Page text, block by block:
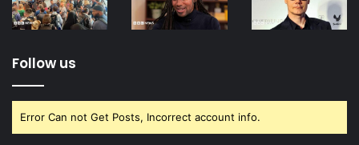
Follow us
Error Can not Get Posts, Incorrect account info.